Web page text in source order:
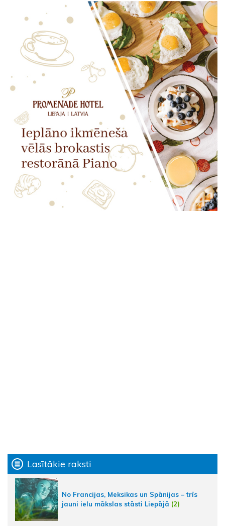
Lasītākie raksti
No Francijas, Meksikas un Spānijas – trīs
jauni ielu mākslas stāsti Liepājā (2)